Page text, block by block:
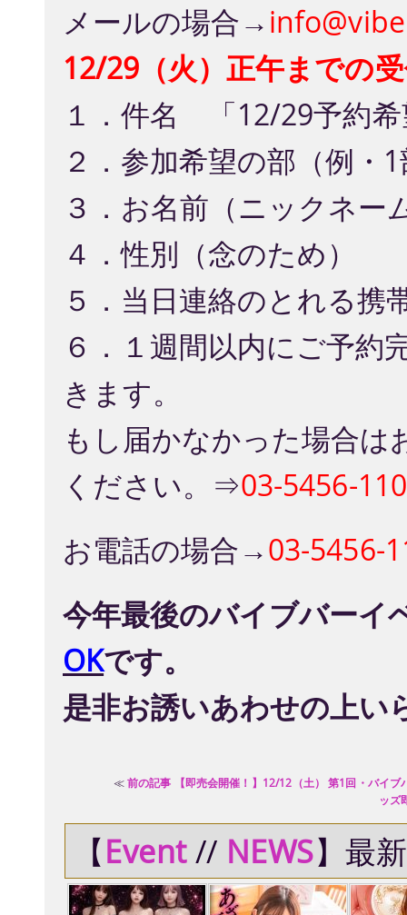
メールの場合→
12/29（火）正午までの
１．件名 「12/29予約希
２．参加希望の部（例・
３．お名前（ニックネー
４．性別（念のため）
５．当日連絡のとれる携
６．１週間以内にご予約
きます。
もし届かなかった場合
ください。⇒03-5456-
お電話の場合→03-5456-
今年最後のバイブバーイ
OKです。
是非お誘いあわせの上い
≪前の記事 【即売会開催！】12/12（土） 第1回・バイブ
ッズ
【Event// NEWS】最